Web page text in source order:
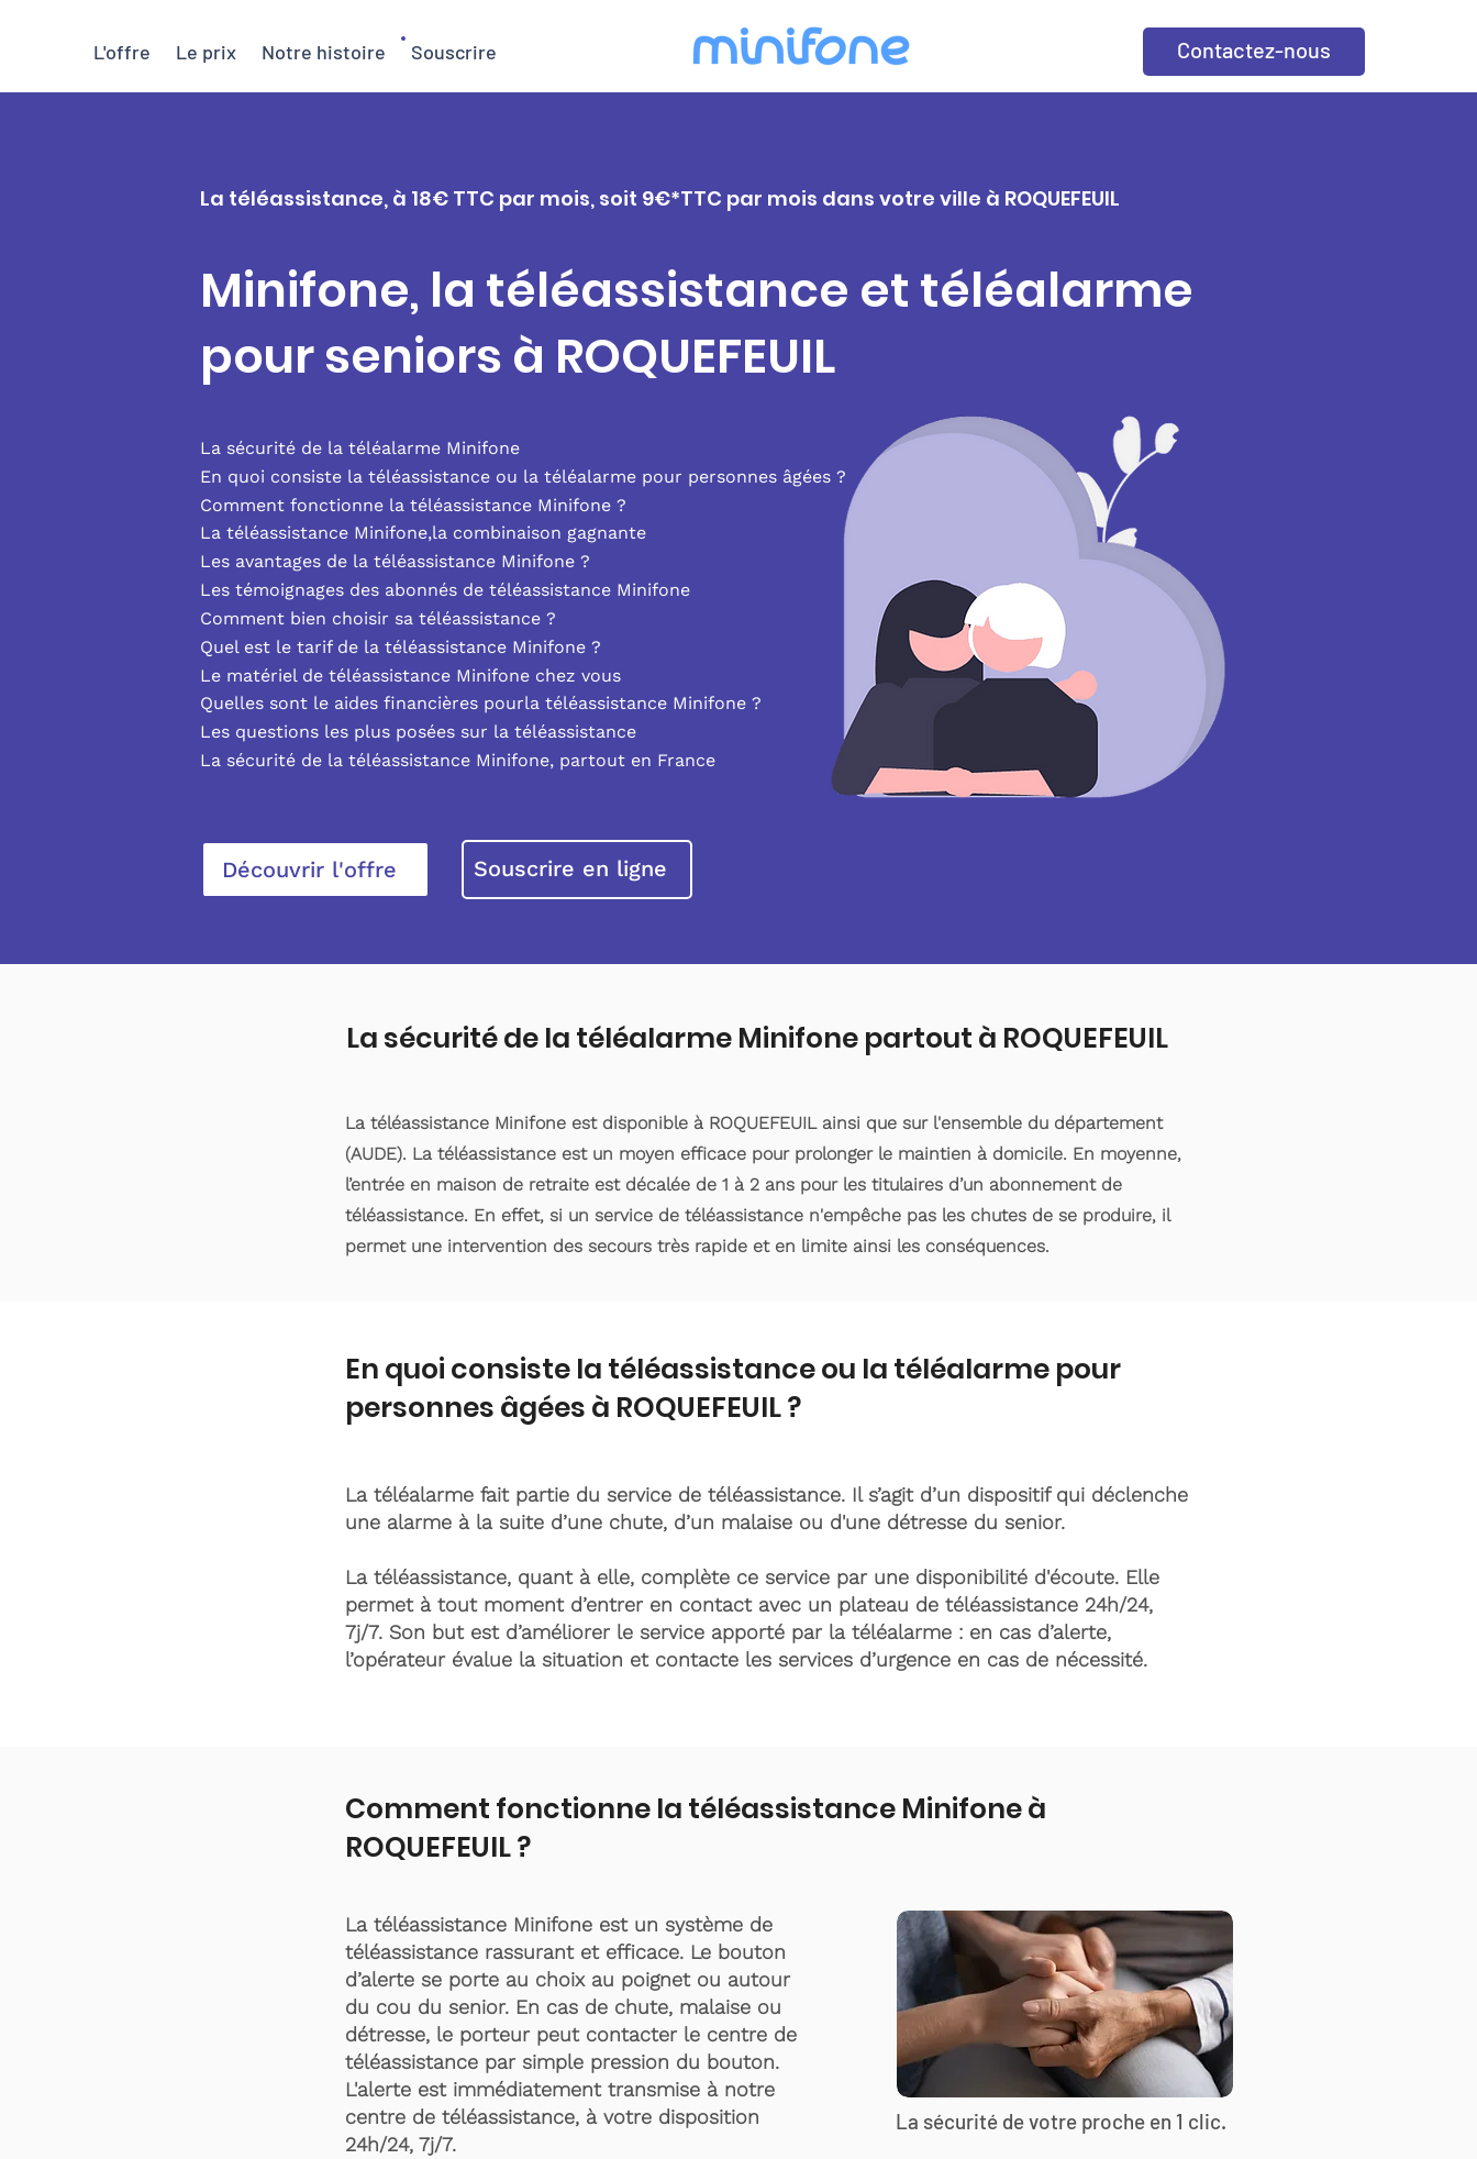
L'offre Le prix Notre histoire Souscrire Contactez-nous
La téléassistance, à 18€ TTC par mois, soit 9€*TTC par mois dans votre ville à ROQUEFEUIL
Minifone, la téléassistance et téléalarme
pour seniors à ROQUEFEUIL
La sécurité de la téléalarme Minifone
En quoi consiste la téléassistance ou la téléalarme pour personnes âgées ?
Comment fonctionne la téléassistance Minifone ?
La téléassistance Minifone,la combinaison gagnante
Les avantages de la téléassistance Minifone ?
Les témoignages des abonnés de téléassistance Minifone
Comment bien choisir sa téléassistance ?
Quel est le tarif de la téléassistance Minifone ?
Le matériel de téléassistance Minifone chez vous
Quelles sont le aides financières pourla téléassistance Minifone ?
Les questions les plus posées sur la téléassistance
La sécurité de la téléassistance Minifone, partout en France
Découvrir l'offre Souscrire en ligne
La sécurité de la téléalarme Minifone partout à ROQUEFEUIL
La téléassistance Minifone est disponible à ROQUEFEUIL ainsi que sur l'ensemble du département
(AUDE). La téléassistance est un moyen efficace pour prolonger le maintien à domicile. En moyenne,
l’entrée en maison de retraite est décalée de 1 à 2 ans pour les titulaires d’un abonnement de
téléassistance. En effet, si un service de téléassistance n'empêche pas les chutes de se produire, il
permet une intervention des secours très rapide et en limite ainsi les conséquences.
En quoi consiste la téléassistance ou la téléalarme pour
personnes âgées à ROQUEFEUIL ?
La téléalarme fait partie du service de téléassistance. Il s’agit d’un dispositif qui déclenche
une alarme à la suite d’une chute, d’un malaise ou d'une détresse du senior.
La téléassistance, quant à elle, complète ce service par une disponibilité d'écoute. Elle
permet à tout moment d’entrer en contact avec un plateau de téléassistance 24h/24,
7j/7. Son but est d’améliorer le service apporté par la téléalarme : en cas d’alerte,
l’opérateur évalue la situation et contacte les services d’urgence en cas de nécessité.
Comment fonctionne la téléassistance Minifone à
ROQUEFEUIL ?
La téléassistance Minifone est un système de
téléassistance rassurant et efficace. Le bouton
d’alerte se porte au choix au poignet ou autour
du cou du senior. En cas de chute, malaise ou
détresse, le porteur peut contacter le centre de
téléassistance par simple pression du bouton.
L'alerte est immédiatement transmise à notre
centre de téléassistance, à votre disposition
24h/24, 7j/7.
La sécurité de votre proche en 1 clic.